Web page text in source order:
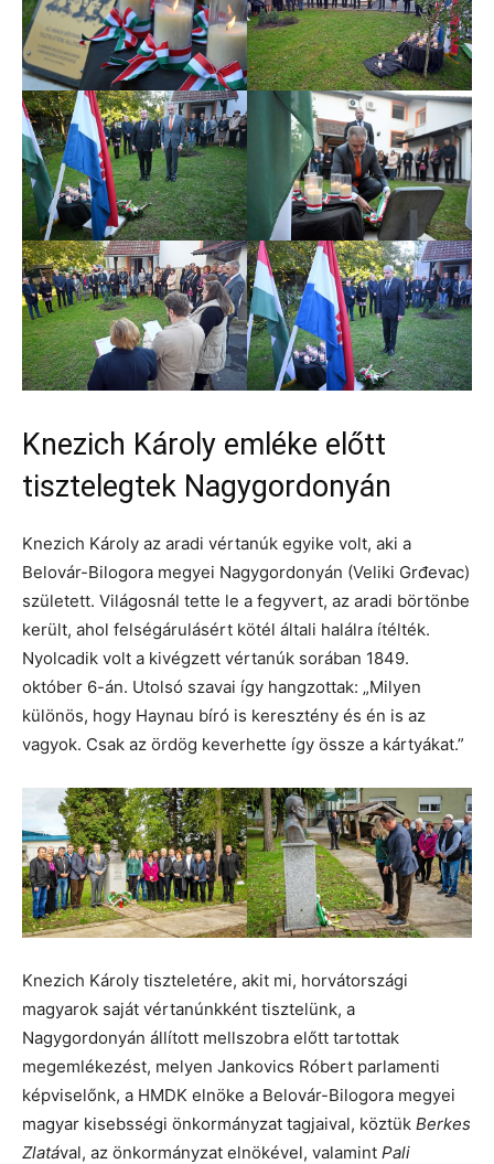
Knezich Károly emléke előtt
tisztelegtek Nagygordonyán
Knezich Károly az aradi vértanúk egyike volt, aki a
Belovár-Bilogora megyei Nagygordonyán (Veliki Grđevac)
született. Világosnál tette le a fegyvert, az aradi börtönbe
került, ahol felségárulásért kötél általi halálra ítélték.
Nyolcadik volt a kivégzett vértanúk sorában 1849.
október 6-án. Utolsó szavai így hangzottak: „Milyen
különös, hogy Haynau bíró is keresztény és én is az
vagyok. Csak az ördög keverhette így össze a kártyákat.”
Knezich Károly tiszteletére, akit mi, horvátországi
magyarok saját vértanúnkként tisztelünk, a
Nagygordonyán állított mellszobra előtt tartottak
megemlékezést, melyen Jankovics Róbert parlamenti
képviselőnk, a HMDK elnöke a Belovár-Bilogora megyei
magyar kisebsségi önkormányzat tagjaival, köztük Berkes
Zlatával, az önkormányzat elnökével, valamint Pali